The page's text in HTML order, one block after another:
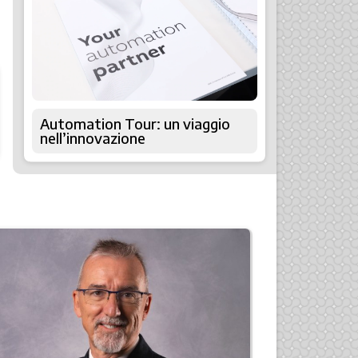
Automation Tour: un viaggio
nell’innovazione